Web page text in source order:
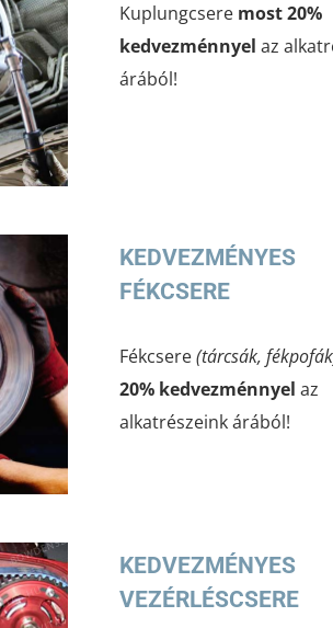
Kuplungcsere most 20%
kedvezménnyel az
árából!
KEDVEZMÉNYES
FÉKCSERE
Fékcsere(tárcsák,
20% kedvezménnyel az
alkatrészeink árából!
KEDVEZMÉNYES
VEZÉRLÉSCSERE